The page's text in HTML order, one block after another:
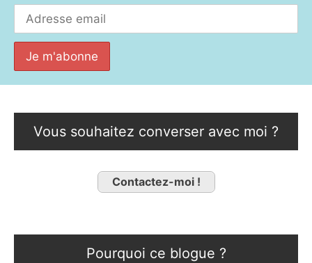
Vous souhaitez converser avec moi ?
Contactez-moi !
Pourquoi ce blogue ?